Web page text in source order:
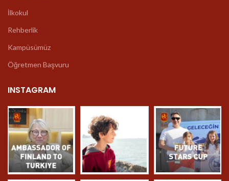
İlkokul
Rehberlik
Kampüsümüz
Öğretmen Başvuru
INSTAGRAM